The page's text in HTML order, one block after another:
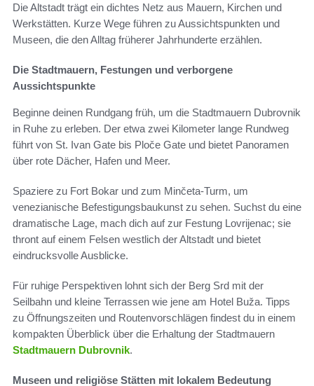
Die Altstadt trägt ein dichtes Netz aus Mauern, Kirchen und
Werkstätten. Kurze Wege führen zu Aussichtspunkten und
Museen, die den Alltag früherer Jahrhunderte erzählen.
Die Stadtmauern, Festungen und verborgene
Aussichtspunkte
Beginne deinen Rundgang früh, um die Stadtmauern Dubrovnik
in Ruhe zu erleben. Der etwa zwei Kilometer lange Rundweg
führt von St. Ivan Gate bis Ploče Gate und bietet Panoramen
über rote Dächer, Hafen und Meer.
Spaziere zu Fort Bokar und zum Minčeta-Turm, um
venezianische Befestigungsbaukunst zu sehen. Suchst du eine
dramatische Lage, mach dich auf zur Festung Lovrijenac; sie
thront auf einem Felsen westlich der Altstadt und bietet
eindrucksvolle Ausblicke.
Für ruhige Perspektiven lohnt sich der Berg Srd mit der
Seilbahn und kleine Terrassen wie jene am Hotel Buža. Tipps
zu Öffnungszeiten und Routenvorschlägen findest du in einem
kompakten Überblick über die Erhaltung der Stadtmauern
Stadtmauern Dubrovnik.
Museen und religiöse Stätten mit lokalem Bedeutung